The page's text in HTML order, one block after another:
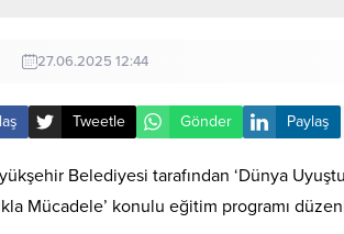
27.06.2025 12:44
Tweetle Gönder Paylaş
Belediyesi tarafından ‘Dünya
Mücadele’ konulu eğitim programı